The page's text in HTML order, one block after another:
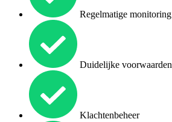
Regelmatige monitoring
Duidelijke voorwaarden
Klachtenbeheer